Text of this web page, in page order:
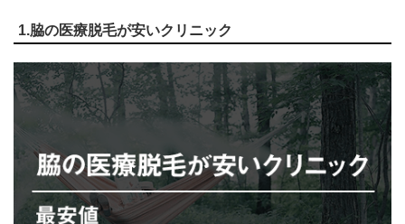
1.脇の医療脱毛が安いクリニック